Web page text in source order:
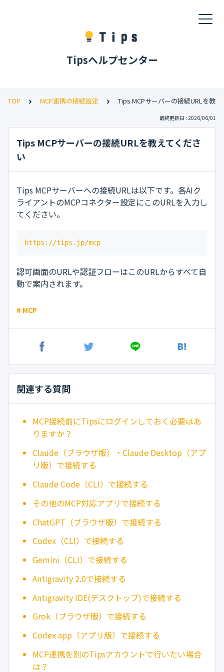
Tipsヘルプセンター
TOP MCP連携の接続設定 Tips MCPサーバーの接続URLを教
最終更新日 : 2026/06/01
Tips MCPサーバーの接続URLを教えてくださ
い
Tips MCPサーバーへの接続URLは以下です。各AIク
ライアントのMCPコネクター設定にこのURLを入力し
てください。
https://tips.jp/mcp
認可画面のURLや認証フローはこのURLからすべて自
動で案内されます。
# MCP
関連する質問
MCP接続前にTipsにログインしておく必要はあ
りますか？
Claude（ブラウザ版）・Claude Desktop（アプ
リ版）で接続する
Claude Code（CLI）で接続する
その他のMCP対応アプリで接続する
ChatGPT（ブラウザ版）で接続する
Codex（CLI）で接続する
Gemini（CLI）で接続する
Antigravity 2.0で接続する
Antigravity IDE(デスクトップ)で接続する
Grok（ブラウザ版）で接続する
Codex app（アプリ版）で接続する
MCP連携を別のTipsアカウントで行いたい場合
は？